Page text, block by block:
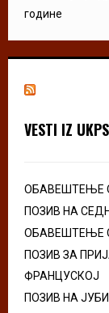
године
VESTI IZ
ОБАВЕШТЕЊЕ
ПОЗИВ НА
ОБАВЕШТЕЊЕ
ПОЗИВ ЗА
ФРАНЦУСКОЈ
ПОЗИВ НА